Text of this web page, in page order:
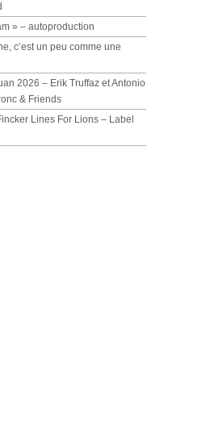
» – autoproduction
c’est un peu comme une
2026 – Erik Truffaz et Antonio
& Friends
Lines For Lions – Label